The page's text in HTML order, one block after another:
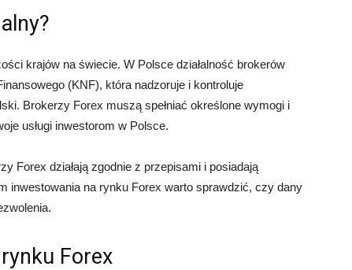
krajów na świecie. W Polsce działalność brokerów
(KNF), która nadzoruje i kontroluje
Brokerzy Forex muszą spełniać określone wymogi i
usługi inwestorom w Polsce.
Forex działają zgodnie z przepisami i posiadają
inwestowania na rynku Forex warto sprawdzić, czy dany
Forex